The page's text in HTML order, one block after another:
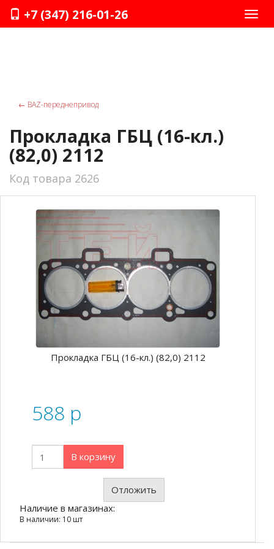
+7 (347) 216-01-26
← ВАZ-переднепривод
Прокладка ГБЦ (16-кл.)
(82,0) 2112
Код товара 2626
Прокладка ГБЦ (16-кл.) (82,0) 2112
588 p
В корзину
Отложить
Наличие в магазинах:
В наличии: 10 шт